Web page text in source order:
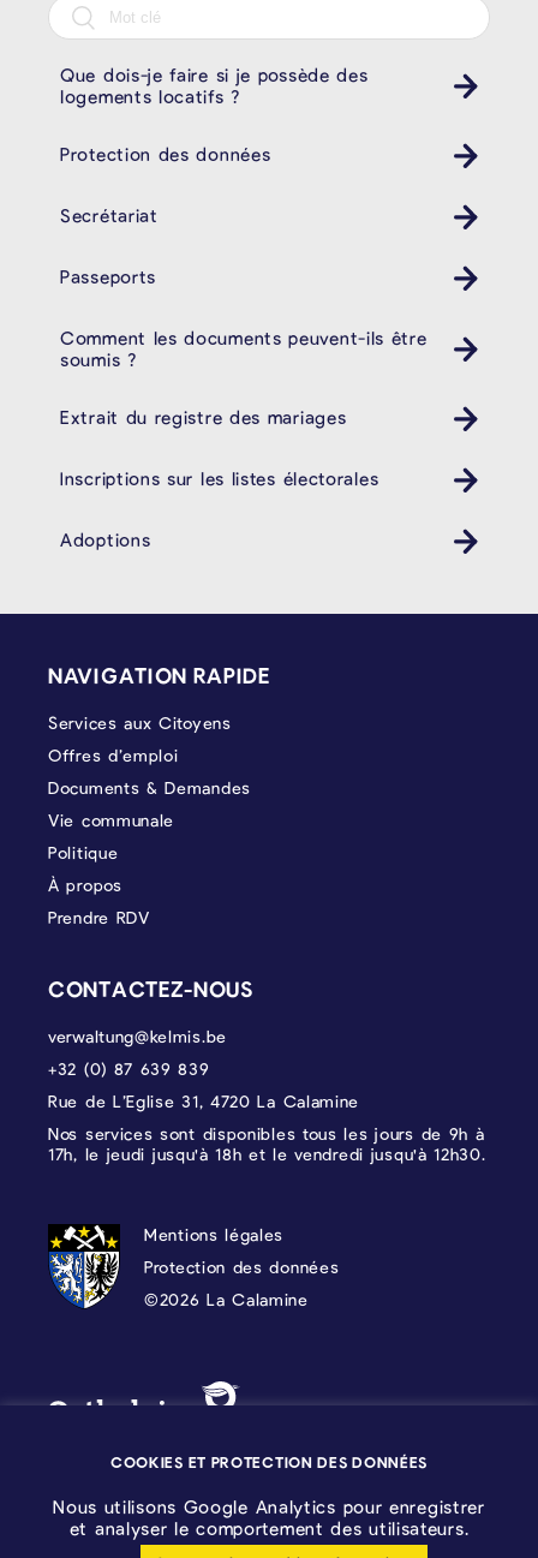
Que dois-je faire si je possède des
logements locatifs ?
Protection des données
Secrétariat
Passeports
Comment les documents peuvent-ils être
soumis ?
Extrait du registre des mariages
Inscriptions sur les listes électorales
Adoptions
NAVIGATION RAPIDE
Services aux Citoyens
Offres d’emploi
Documents & Demandes
Vie communale
Politique
À propos
Prendre RDV
CONTACTEZ-NOUS
verwaltung@kelmis.be
+32 (0) 87 639 839
Rue de L’Eglise 31, 4720 La Calamine
Nos services sont disponibles tous les jours de 9h à
17h, le jeudi jusqu'à 18h et le vendredi jusqu'à 12h30.
PROTECTION DES DONNÉES, MENTIONS
Mentions légales
Protection des données
©2026 La Calamine
COOKIES ET PROTECTION DES DONNÉES
Nous utilisons Google Analytics pour enregistrer
et analyser le comportement des utilisateurs.